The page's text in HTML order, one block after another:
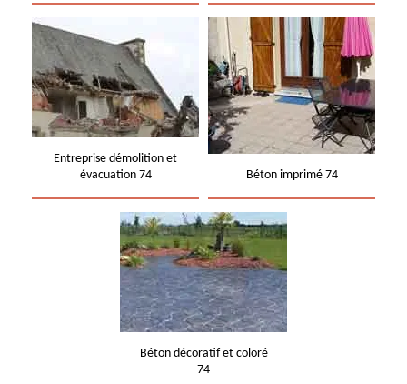
Entreprise démolition et
évacuation 74
Béton imprimé 74
Béton décoratif et coloré
74